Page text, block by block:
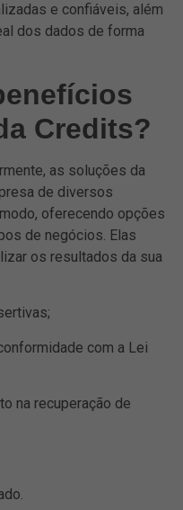
e confiáveis, além
dos dados de forma
Credits?
as soluções da
de diversos
oferecendo opções
de negócios. Elas
os resultados da sua
com a Lei
na recuperação de